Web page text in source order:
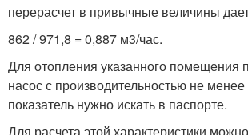
перерасчет в привычные величины
862 / 971,8 = 0,887 м3/час.
Для отопления указанного помещения
насос с производительностью не
показатель нужно искать в паспорте.
Для расчета этой характеристики